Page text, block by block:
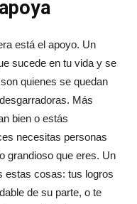
está el apoyo. Un
sucede en tu vida y se
quienes se quedan
Más
bien o estás
necesitas personas
grandioso que eres. Un
estas cosas: tus logros
de su parte, o te